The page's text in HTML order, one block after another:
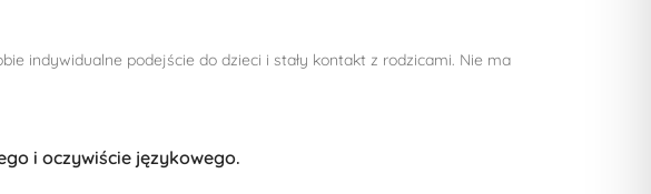
indywidualne podejście do dzieci i stały kontakt z rodzicami. Nie ma
i oczywiście językowego.